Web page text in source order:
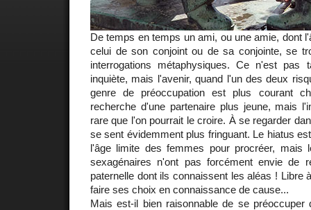
De temps en temps un ami, ou une amie, dont
celui de son conjoint ou de sa conjointe, se
interrogations métaphysiques. Ce n'est pas
inquiète, mais l'avenir, quand l'un des deux
genre de préoccupation est plus courant
recherche d'une partenaire plus jeune, mais
rare que l'on pourrait le croire. À se regarder
se sent évidemment plus fringuant. Le hiatus
l'âge limite des femmes pour procréer, mais
sexagénaires n'ont pas forcément envie de
paternelle dont ils connaissent les aléas ! Libre
faire ses choix en connaissance de cause...
Mais est-il bien raisonnable de se préoccuper